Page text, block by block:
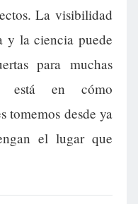
La visibilidad
y la ciencia puede
para muchas
está en cómo
tomemos desde ya
el lugar que